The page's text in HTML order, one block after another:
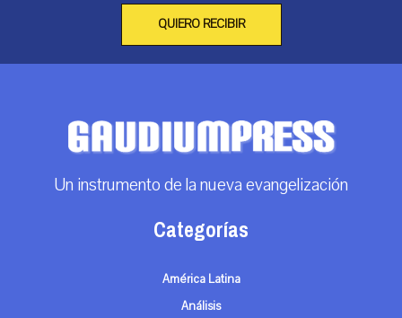
QUIERO RECIBIR
Un instrumento de la nueva evangelización
Categorías
América Latina
Análisis